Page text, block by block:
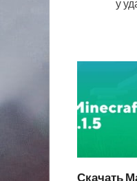
у
Скачать